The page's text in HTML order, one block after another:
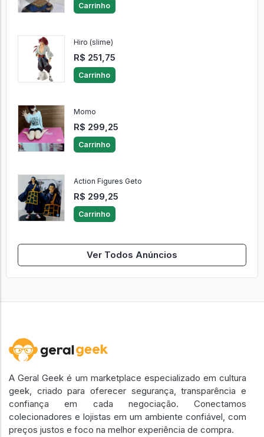
Carrinho
Hiro (slime)
R$ 251,75
Carrinho
Momo
R$ 299,25
Carrinho
Action Figures Geto
R$ 299,25
Carrinho
Ver Todos Anúncios
A Geral Geek é um marketplace especializado em cultura
geek, criado para oferecer segurança, transparência e
confiança em cada negociação. Conectamos
colecionadores e lojistas em um ambiente confiável, com
preços justos e foco na melhor experiência de compra.